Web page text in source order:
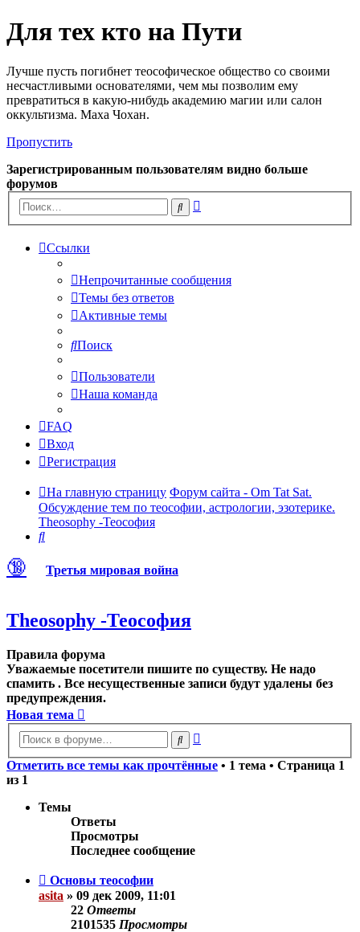
Для тех кто на Пути
Лучше пусть погибнет теософическое общество со своими
несчастливыми основателями, чем мы позволим ему
превратиться в какую-нибудь академию магии или салон
оккультизма. Маха Чохан.
Пропустить
Зарегистрированным пользователям видно больше
форумов
Поиск
Ссылки
Непрочитанные сообщения
Темы без ответов
Активные темы
Поиск
Пользователи
Наша команда
FAQ
Вход
Регистрация
На главную страницу Форум сайта - Om Tat Sat.
Обсуждение тем по теософии, астрологии, эзотерике.
Theosophy -Теософия
Поиск
🔞 Третья мировая война
Theosophy -Теософия
Правила форума
Уважаемые посетители пишите по существу. Не надо
спамить . Все несущественные записи будут удалены без
предупреждения.
Новая тема
Поиск
Отметить все темы как прочтённые • 1 тема • Страница 1
из 1
Темы
Ответы
Просмотры
Последнее сообщение
Основы теософии
asita » 09 дек 2009, 11:01
22 Ответы
2101535 Просмотры